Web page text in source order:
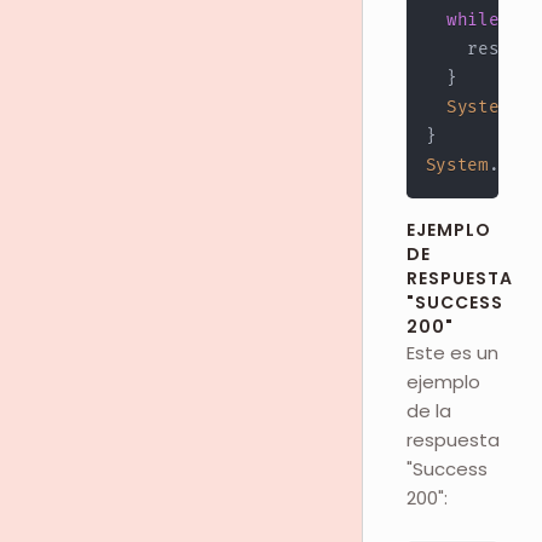
while
}
System
}
System .
EJEMPLO
DE
RESPUESTA
"SUCCESS
200"
Este es un
ejemplo
de la
respuesta
"Success
200":